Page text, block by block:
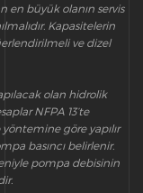
en büyük olanın servis
Kapasitelerin
ve dizel
olan hidrolik
NFPA 13’te
göre yapılır
basıncı belirlenir.
pompa debisinin